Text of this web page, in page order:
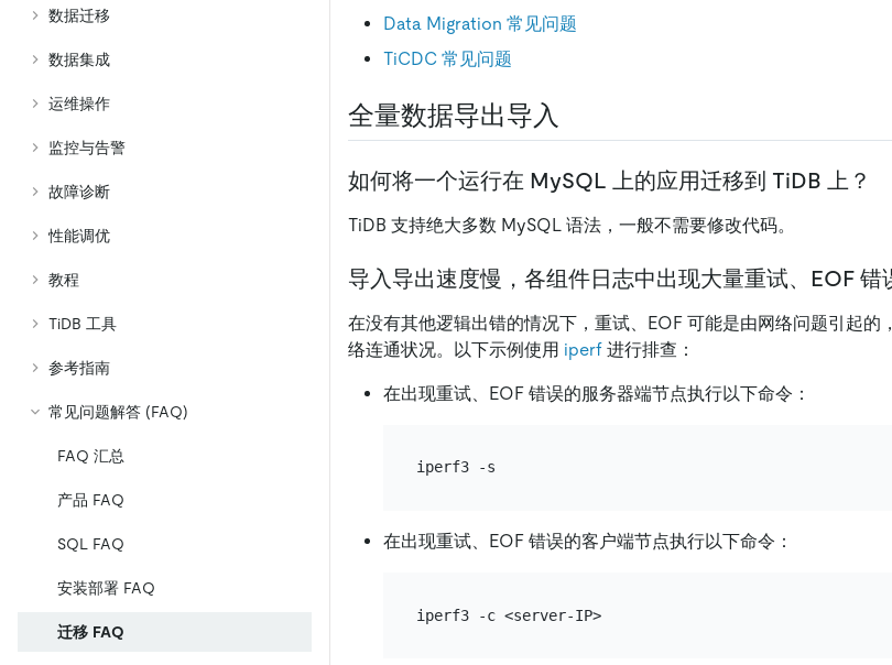
数据迁移
数据集成
运维操作
监控与告警
故障诊断
性能调优
教程
TiDB 工具
参考指南
常见问题解答 (FAQ)
FAQ 汇总
产品 FAQ
SQL FAQ
安装部署 FAQ
迁移 FAQ
Data Migration 常见问题
TiCDC 常见问题
全量数据导出导入
如何将一个运行在 MySQL 上的应用迁移到 TiDB 上？
TiDB 支持绝大多数 MySQL 语法，一般不需要修改代码。
导入导出速度慢，各组件日志中出现大量重试、EOF 错
在没有其他逻辑出错的情况下，重试、EOF 可能是由网络问题引起的
络连通状况。以下示例使用 iperf 进行排查：
在出现重试、EOF 错误的服务器端节点执行以下命令：
在出现重试、EOF 错误的客户端节点执行以下命令：
iperf3 -c <server-IP>